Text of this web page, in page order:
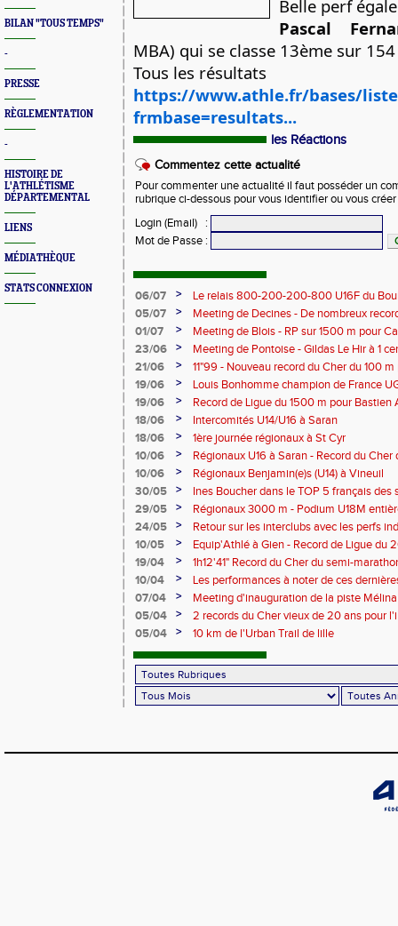
BILAN "TOUS TEMPS"
-
PRESSE
RÈGLEMENTATION
-
HISTOIRE DE
L'ATHLÉTISME
DÉPARTEMENTAL
LIENS
MÉDIATHÈQUE
STATS CONNEXION
Pascal
MBA) qui se classe 13ème sur
Tous les résultats
https://www.athle.fr/bases/
frmbase=resultats...
les Réactions
Commentez cette actualité
Pour commenter une actualité il faut posséder un
rubrique ci-dessous pour vous identifier ou vous
Login (Email)
:
Mot de Passe :
06/07 >
Le relais 800-200-200-800 U16F du
champion de France
05/07 >
Meeting de Decines - De nombreux
01/07
>
Meeting de Blois - RP sur 1500 m pour
23/06
>
Meeting de Pontoise - Gildas Le Hir à 1
Cher sur 800 m
21/06 >
11"99 - Nouveau record du Cher du 100
19/06
>
Louis Bonhomme champion de France
5'45"83
19/06 >
Record de Ligue du 1500 m pour
18/06
>
Intercomités U14/U16 à Saran
18/06
>
1ère journée régionaux à St Cyr
10/06
>
Régionaux U16 à Saran - Record du
Bonhomme - 2'38"80
10/06 >
Régionaux Benjamin(e)s (U14) à Vineuil
30/05
>
Ines Boucher dans le TOP 5 français des
29/05
>
Régionaux 3000 m - Podium U18M
24/05
>
Retour sur les interclubs avec les perfs
10/05
>
Equip'Athlé à Gien - Record de Ligue du
Picy en 6'33"53
19/04 >
1h12'41" Record du Cher du semi-
10/04
>
Les performances à noter de ces
07/04
>
Meeting d'inauguration de la piste
05/04
>
2 records du Cher vieux de 20 ans pour
Mélina Robert-Michon
05/04 > 10 km de l'Urban Trail de lille